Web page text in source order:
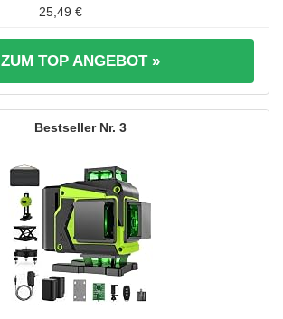
25,49 €
ZUM TOP ANGEBOT »
3